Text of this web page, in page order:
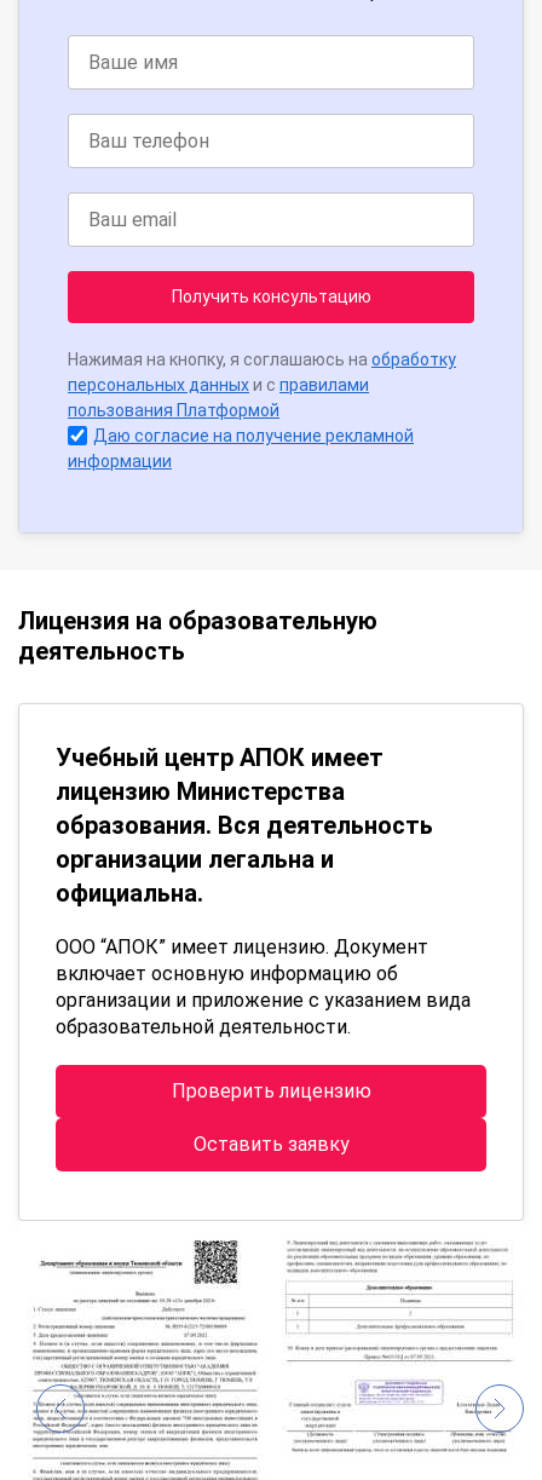
Получить консультацию
Нажимая на кнопку, я соглашаюсь на обработку
персональных данныхи с правилами
пользования Платформой
Даю согласие на получение рекламной
информации
Лицензия на образовательную
деятельность
Учебный центр АПОК имеет
лицензию Министерства
образования. Вся деятельность
организации легальна и
официальна.
ООО “АПОК” имеет лицензию. Документ
включает основную информацию об
организации и приложение с указанием вида
образовательной деятельности.
Проверить лицензию
Оставить заявку